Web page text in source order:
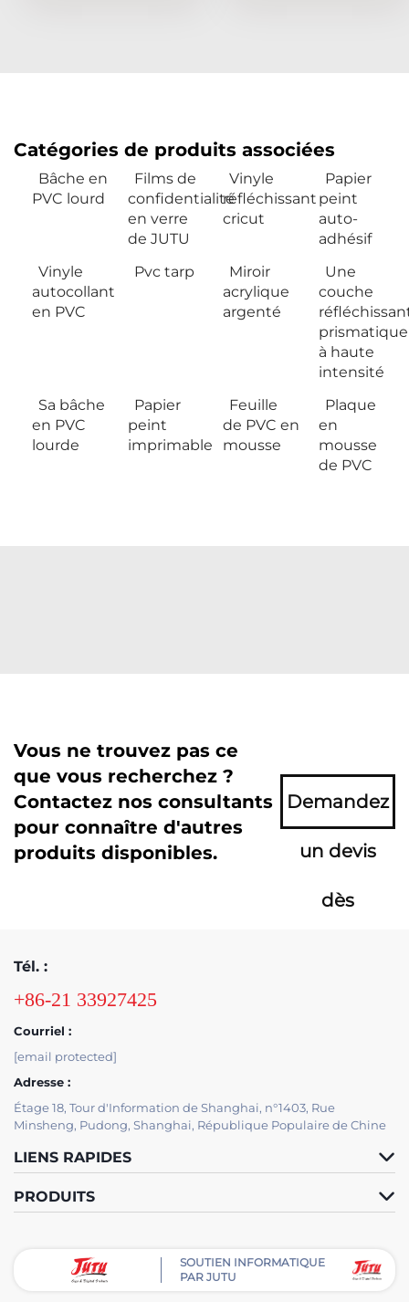
Catégories de produits associées
Bâche en
PVC lourd
Films de
confidentialité
en verre
de JUTU
Vinyle
réfléchissant
cricut
Papier
peint
auto-
adhésif
Vinyle
autocollant
en PVC
Pvc tarp
Miroir
acrylique
argenté
Une
couche
prismatique
à haute
intensité
Sa bâche
en PVC
lourde
Papier
peint
imprimable
Feuille
de PVC en
mousse
Plaque
en
mousse
de PVC
Vous ne trouvez pas ce
que vous recherchez ?
Contactez nos consultants
pour connaître d'autres
produits disponibles.
Demandez
un devis
dès
Tél. :
+86-21 33927425
Courriel :
[email protected]
Adresse :
Étage 18, Tour d'Information de Shanghai, n°1403, Rue
Minsheng, Pudong, Shanghai, République Populaire de Chine
LIENS RAPIDES
PRODUITS
SOUTIEN INFORMATIQUE
PAR JUTU